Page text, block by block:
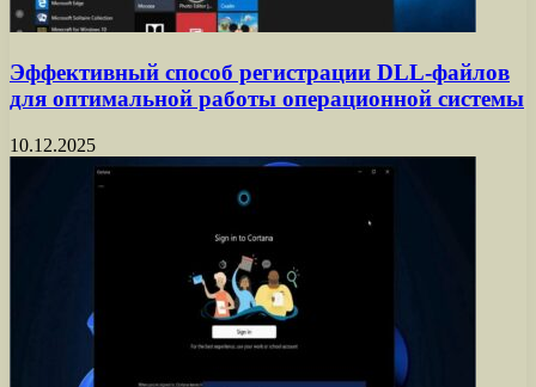
Эффективный способ регистрации DLL-файлов
для оптимальной работы операционной системы
10.12.2025